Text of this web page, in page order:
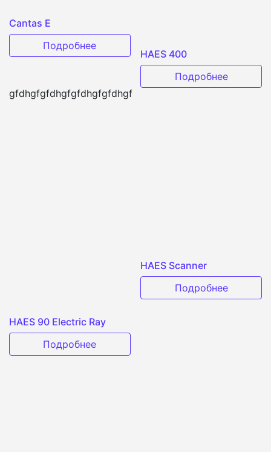
Cantas E
Подробнее
HAES 400
Подробнее
HAES 90 Electric Ray
Подробнее
HAES Scanner
Подробнее
gfdhgfgfdhgfgfdhgfgfdhgf